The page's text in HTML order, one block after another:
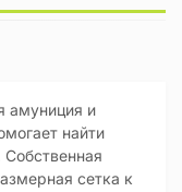
амуниция и
найти
Собственная
сетка к